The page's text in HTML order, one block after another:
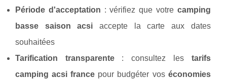
Période d'acceptation : vérifiez que votre camping
basse saison acsi accepte la carte aux dates
souhaitées
Tarification transparente: consultez les tarifs
camping acsi france pour budgéter vos économies